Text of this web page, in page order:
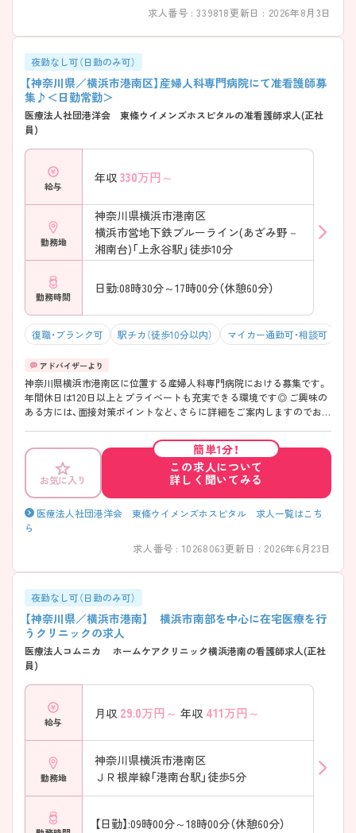
――――――――――――――― 消化器・内視鏡領域に特化した環境で
す。 ・胃カメラ・大腸カメラの実績が豊富 ・検査介助や処置関連業務に携
にぴったりの職場です♪ ――――――――――――――― ■ 日勤中心
で無理なく働ける♪ ――――――――――――――― クリニックなら
ではの働きやすさがあります。 ・「日勤帯中心」の勤務体制 ・生活リズム
を整えやすい環境 ・ご家庭やプライベートとの両立も目指しやすい →
長く安定して働きたい方にもおすすめです！
――――――――――――――― ■ 検査から治療まで一貫して関われ
る！ ――――――――――――――― 患者様と継続的に関われる環境で
ます♪ ――――――――――――――― ■ 地域に愛される専門クリニ
ック♪ ――――――――――――――― 地域医療を支える存在として
活躍しています。 ・上大岡エリアに根差したクリニック ・幅広い年代の
患者様が来院 ・駅から近く通勤も便利 → 地域医療に貢献したい方にも
おすすめです！
求人番号 : 339818更新日 : 2026年8月3日
夜勤なし可（日勤のみ可）
【神奈川県／横浜市港南区】産婦人科専門病院にて准看護師募
集♪＜日勤常勤＞
医療法人社団港洋会 東條ウイメンズホスピタルの准看護師求人(正社
員)
給与
年収 330万円～
勤務地
神奈川県横浜市港南区
横浜市営地下鉄ブルーライン(あざみ野－
湘南台)「上永谷駅」徒歩10分
勤務時間
日勤:08時30分～17時00分（休憩60分）
復職・ブランク可 駅チカ（徒歩10分以内） マイカー通勤可・相談可
神奈川県横浜市港南区に位置する産婦人科専門病院における募集です。
年間休日は120日以上とプライベートも充実できる環境です◎ ご興味の
ある方には、面接対策ポイントなど、さらに詳細をご案内しますのでお気
お気に入り
簡単1分！
この求人について
詳しく聞いてみる
医療法人社団港洋会 東條ウイメンズホスピタル 求人一覧はこち
ら
求人番号 : 10268063更新日 : 2026年6月23日
夜勤なし可（日勤のみ可）
【神奈川県／横浜市港南】 横浜市南部を中心に在宅医療を行
うクリニックの求人
医療法人コムニカ ホームケアクリニック横浜港南の看護師求人(正社
員)
給与
月収 29.0万円～ 年収 411万円～
勤務地
神奈川県横浜市港南区
ＪＲ根岸線「港南台駅」徒歩5分
【日勤】:09時00分～18時00分（休憩60分）